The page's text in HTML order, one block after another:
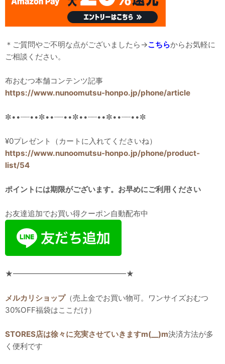
＊ご質問やご不明な点がございましたら→こちらからお気軽に
ご相談ください。
布おむつ本舗コンテンツ記事
https://www.nunoomutsu-honpo.jp/phone/article
✼••┈┈••✼••┈┈••✼••┈┈••✼••┈┈••✼
¥0プレゼント（カートに入れてくださいね）
https://www.nunoomutsu-honpo.jp/phone/product-
list/54
ポイントには期限がございます。お早めにご利用ください
お友達追加でお買い得クーポン自動配布中
★━━━━━━━━━━━━━━━★
メルカリショップ（売上金でお買い物可。ワンサイズおむつ
30%OFF福袋はここだけ）
STORES店は徐々に充実させていきますm(__)m決済方法が多
く便利です